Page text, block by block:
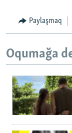
Paylaşmaq
Oqumağa